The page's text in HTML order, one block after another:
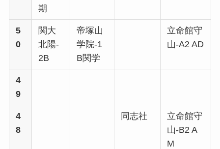
期
5
0
関大
北陽-
2B
帝塚山
学院-1
B関学
立命館守
山-A2 AD
4
9
4
8
同志社
立命館守
山-B2 A
M